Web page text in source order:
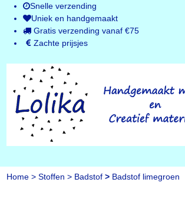
Snelle verzending
Uniek en handgemaakt
Gratis verzending vanaf €75
Zachte prijsjes
Home > Stoffen > Badstof > Badstof limegroen